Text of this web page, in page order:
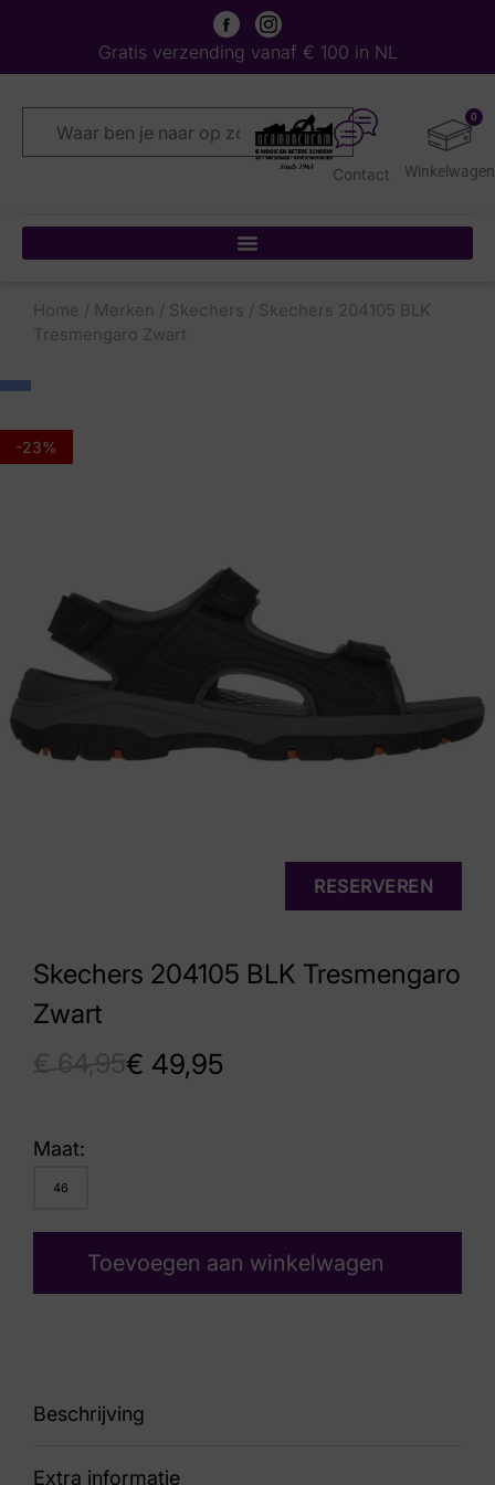
Gratis verzending vanaf € 100 in NL
0
Contact
Home / Merken / Skechers / Skechers 204105 BLK
Tresmengaro Zwart
-23%
Skechers 204105 BLK Tresmengaro
Zwart
€ 49,95
RESERVEREN
Maat:
46
Toevoegen aan winkelwagen
Beschrijving
Extra informatie